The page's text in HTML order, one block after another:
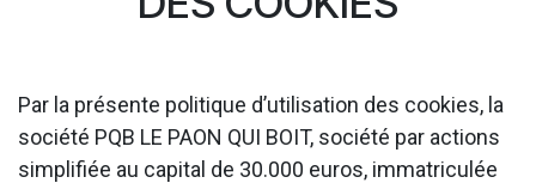
Par la présente politique d’utilisation des cookies, la
société PQB LE PAON QUI BOIT, société par actions
simplifiée au capital de 30.000 euros, immatriculée